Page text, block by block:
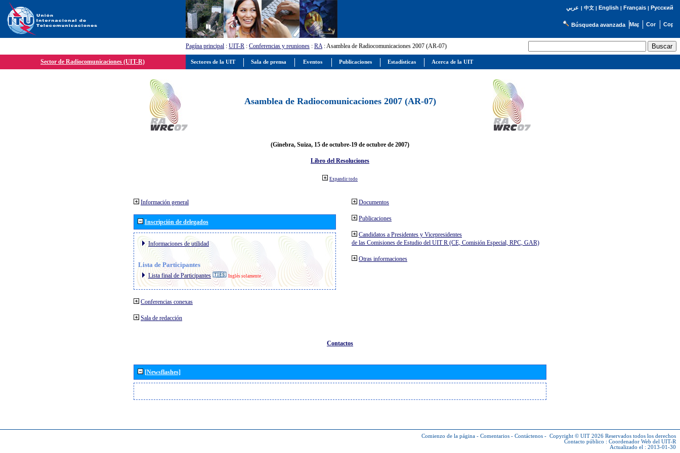
عربي | 中文| English | Français| Русский
Búsqueda avanzada
Pagína principal : UIT-R : Conferencias y reuniones : RA: Asamblea de Radiocomunicaciones 2007 (AR-07)
Sector de Radiocomunicaciones (UIT-R)
Asamblea de Radiocomunicaciones 2007 (AR-07)
(Ginebra, Suiza, 15 de octubre-19 de octubre de 2007)
Libro del Resoluciones
Expandir todo
Información general
Inscripción de delegados
Informaciones de utilidad
Lista de Participantes
Lista final de Participantes Inglés solamente
Conferencias conexas
Sala de redacción
Documentos
Publicaciones
Candidatos a Presidentes y Vicepresidentes
de las Comisiones de Estudio del UIT R (CE, Comisión Especial, RPC, GAR)
Otras informaciones
Contactos
[Newsflashes]
Comienzo de la página - Comentarios - Contáctenos - Copyright © UIT 2026 Reservados todos los derechos
Contacto público : Coordenador Web del UIT-R
Actualizado el : 2013-01-30
Sectores de la UIT Sala de prensa Eventos Publicaciones Estadísticas Acerca de la UIT